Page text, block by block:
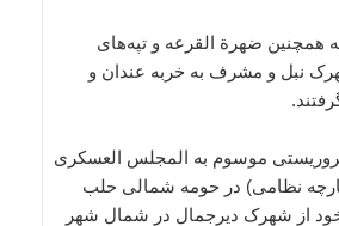
همچنین ضهرة القرعه و تپه‌های
نبل و مشرف به خربه عندان و
موسوم به المجلس العسکری
نظامی) در حومه شمالی حلب
از شهرک دیرجمال در شمال شهر